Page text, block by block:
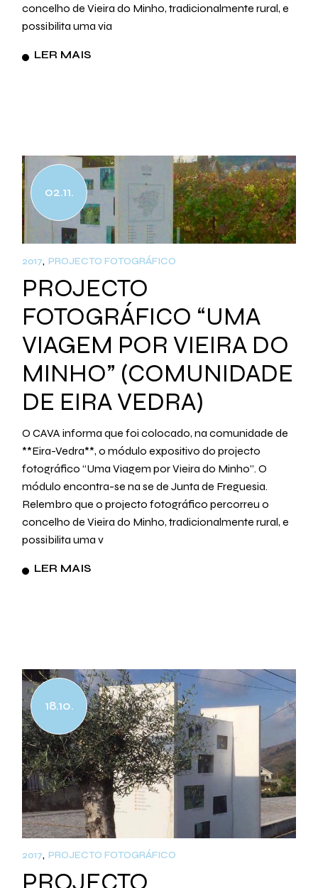
concelho de Vieira do Minho, tradicionalmente rural, e
possibilita uma via
LER MAIS
02.11.
2017 PROJECTO FOTOGRÁFICO
PROJECTO
FOTOGRÁFICO “UMA
VIAGEM POR VIEIRA DO
MINHO” (COMUNIDADE
DE EIRA VEDRA)
O CAVA informa que foi colocado, na comunidade de
**Eira-Vedra**, o módulo expositivo do projecto
fotográfico “Uma Viagem por Vieira do Minho”. O
módulo encontra-se na se de Junta de Freguesia.
Relembro que o projecto fotográfico percorreu o
concelho de Vieira do Minho, tradicionalmente rural, e
possibilita uma v
LER MAIS
18.10.
2017 PROJECTO FOTOGRÁFICO